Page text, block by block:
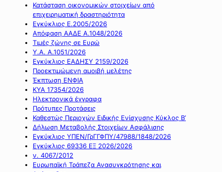
Κατάσταση οικονομικών στοιχείων από
επιχειρηματική δραστηριότητα
Εγκύκλιος Ε.2005/2026
Απόφαση ΑΑΔΕ Α.1048/2026
Τιμές ζώνης σε Ευρώ
Υ.Α. Α.1051/2026
Εγκύκλιος ΕΑΔΗΣΥ 2159/2026
Προεκτιμώμενη αμοιβή μελέτης
Έκπτωση ΕΝΦΙΑ
ΚΥΑ 17354/2026
Ηλεκτρονικά έγγραφα
Πρότυπες Προτάσεις
Καθεστώς Περιοχών Ειδικής Ενίσχυσης Κύκλος Β’
Δήλωση Μεταβολής Στοιχείων Ασφάλισης
Εγκύκλιος ΥΠΕΝ/ΓρΓΓΦΠΥ/47988/1848/2026
Εγκύκλιος 69336 ΕΞ 2026/2026
ν. 4067/2012
Ευρωπαϊκή Τράπεζα Ανασυγκρότησης και